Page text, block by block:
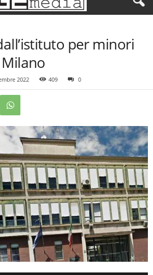
per minori
2022 409 0